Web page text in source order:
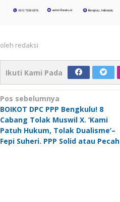
oleh redaksi
Ikuti Kami Pada
Navigasi
pos
Pos sebelumnya
BOIKOT DPC PPP Bengkulu! 8
Cabang Tolak Muswil X. ‘Kami
Patuh Hukum, Tolak Dualisme’–
Fepi Suheri. PPP Solid atau Pecah